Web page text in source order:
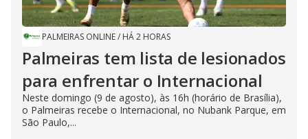
PALMEIRAS ONLINE/ HÁ 2 HORAS
Palmeiras tem lista de lesionados
para enfrentar o Internacional
Neste domingo (9 de agosto), às 16h (horário de Brasília),
o Palmeiras recebe o Internacional, no Nubank Parque, em
São Paulo,...